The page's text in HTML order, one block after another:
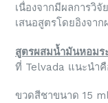
เนื่องจากมีผลการวิ
เสนอสูตรโดยอิงจา
สูตรผสมน้ำมันหอมร
ที่ Telvada แนะนำ
ขวดสีชาขนาด 15